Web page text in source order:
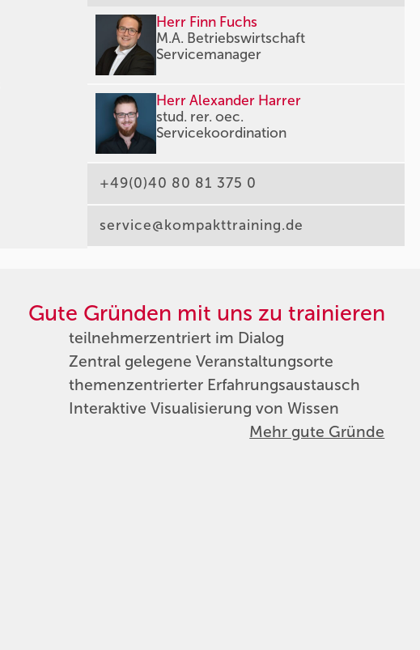
Herr Finn Fuchs
M.A. Betriebswirtschaft
Servicemanager
Herr Alexander Harrer
stud. rer. oec.
Servicekoordination
+49(0)40 80 81 375 0
service@kompakttraining.de
Gute Gründen mit uns zu trainieren
teilnehmerzentriert im Dialog
Zentral gelegene Veranstaltungsorte
themenzentrierter Erfahrungsaustausch
Interaktive Visualisierung von Wissen
Mehr gute Gründe